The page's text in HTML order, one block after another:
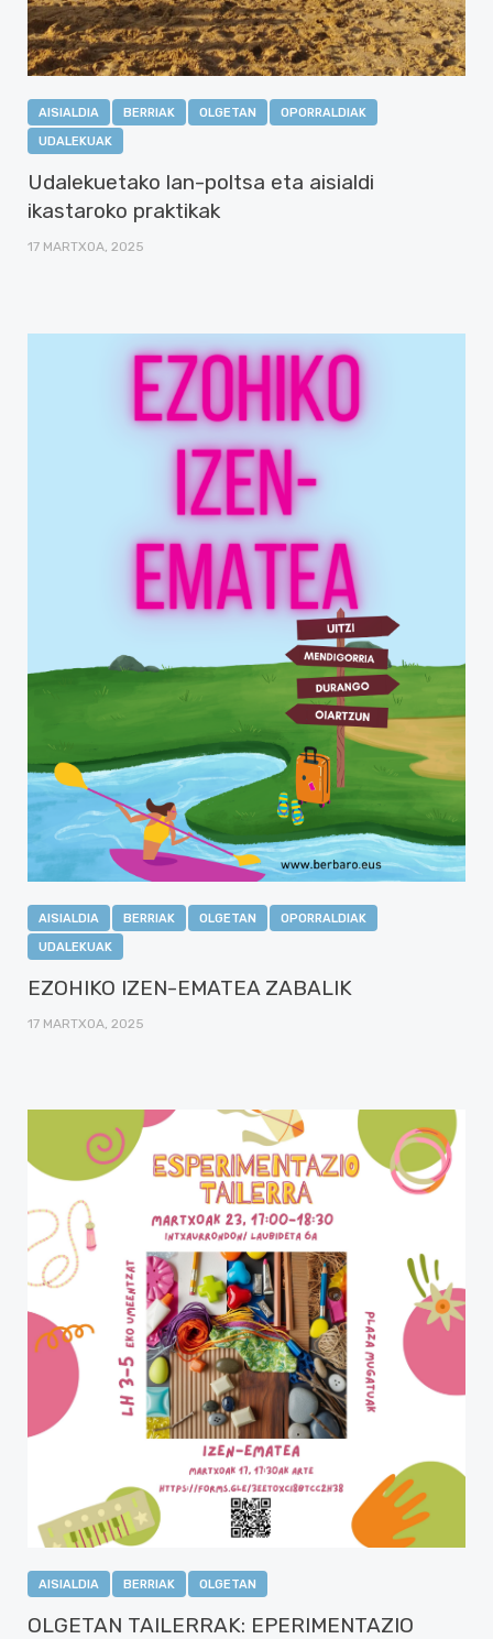
AISIALDIA BERRIAK OLGETAN
OPORRALDIAK
UDALEKUAK
Udalekuetako lan-poltsa eta aisialdi
ikastaroko praktikak
17 MARTXOA, 2025
AISIALDIA BERRIAK OLGETAN
OPORRALDIAK
UDALEKUAK
EZOHIKO IZEN-EMATEA ZABALIK
17 MARTXOA, 2025
AISIALDIA BERRIAK OLGETAN
OLGETAN TAILERRAK: EPERIMENTAZIO